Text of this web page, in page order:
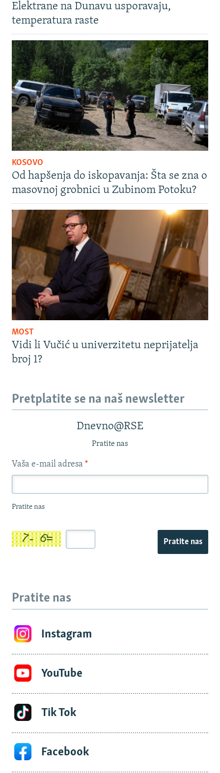
Elektrane na Dunavu usporavaju,
temperatura raste
KOSOVO
Od hapšenja do iskopavanja: Šta se zna o
masovnoj grobnici u Zubinom Potoku?
MOST
Vidi li Vučić u univerzitetu neprijatelja
broj 1?
Pretplatite se na naš newsletter
Dnevno@RSE
Pratite nas
Vaša e-mail adresa *
Pratite nas
Pratite nas
Pratite nas
Instagram
YouTube
Tik Tok
Facebook